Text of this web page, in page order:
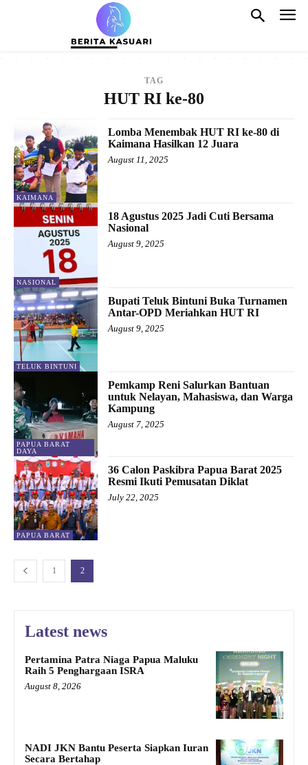
TAG
HUT RI ke-80
KAIMANA
Lomba Menembak HUT RI ke-80 di
Kaimana Hasilkan 12 Juara
August 11, 2025
NASIONAL
18 Agustus 2025 Jadi Cuti Bersama
Nasional
August 9, 2025
TELUK BINTUNI
Bupati Teluk Bintuni Buka Turnamen
Antar-OPD Meriahkan HUT RI
August 9, 2025
PAPUA BARAT
DAYA
Pemkamp Reni Salurkan Bantuan
untuk Nelayan, Mahasiswa, dan Warga
Kampung
August 7, 2025
PAPUA BARAT
36 Calon Paskibra Papua Barat 2025
Resmi Ikuti Pemusatan Diklat
July 22, 2025
1 2
Latest news
Pertamina Patra Niaga Papua Maluku
Raih 5 Penghargaan ISRA
August 8, 2026
NADI JKN Bantu Peserta Siapkan Iuran
Secara Bertahap